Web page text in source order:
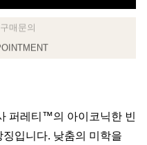
거나 예약하세요
퍼레티™의 아이코닉한 빈
입니다. 낮춤의 미학을